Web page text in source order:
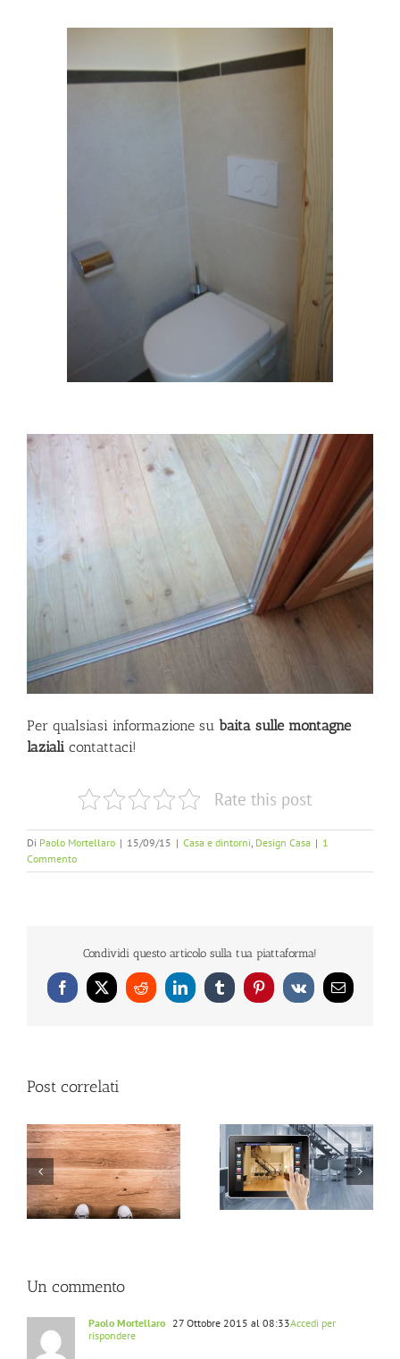
Per qualsiasi informazione su baita sulle montagne
laziali contattaci!
Rate this post
Di Paolo Mortellaro | 15/09/15 | Casa e dintorni Design Casa | 1
Commento
Condividi questo articolo sulla tua piattaforma!
Facebook
X RedditLinkedInTumblrPinterestVk Email
Post correlati
Ristrutturazione
immobili Roma a
sostegno dell’economia
Ristrutturazione
appartamento Roma
completa
Un commento
Paolo Mortellaro
Accedi per
rispondere